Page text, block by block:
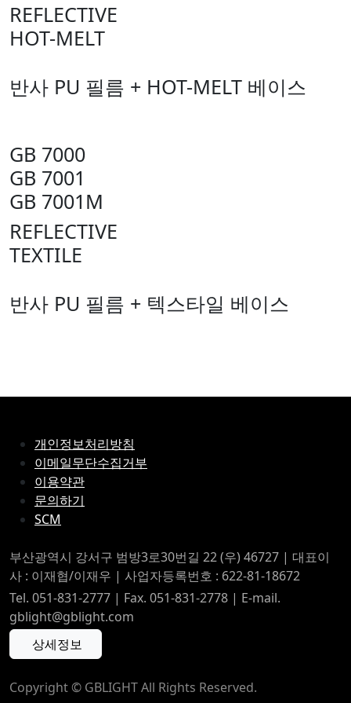
REFLECTIVE
HOT-MELT
반사 PU 필름 + HOT-MELT 베이스
GB 7000
GB 7001
GB 7001M
REFLECTIVE
TEXTILE
반사 PU 필름 + 텍스타일 베이스
개인정보처리방침
이메일무단수집거부
이용약관
문의하기
SCM
부산광역시 강서구 범방3로30번길 22 (우) 46727 | 대표이
사 : 이재협/이재우 | 사업자등록번호 : 622-81-18672
Tel. 051-831-2777 | Fax. 051-831-2778 | E-mail.
gblight@gblight.com
상세정보
Copyright © GBLIGHT All Rights Reserved.